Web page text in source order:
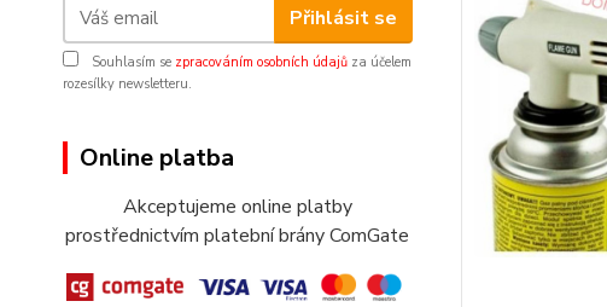
Přihlásit se
Souhlasím se zpracováním osobních údajů za účelem
rozesílky newsletteru.
Online platba
Akceptujeme online platby
prostřednictvím platební brány ComGate